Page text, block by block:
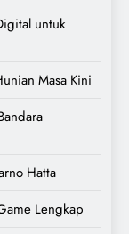
untuk
Masa Kini
Hatta
Lengkap